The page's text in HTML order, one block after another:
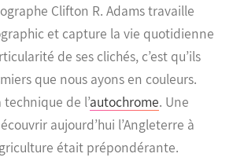
Clifton R. Adams travaille
et capture la vie quotidienne
de ses clichés, c’est qu’ils
que nous ayons en couleurs.
technique de l’autochrome. Une
aujourd’hui l’Angleterre à
était prépondérante.